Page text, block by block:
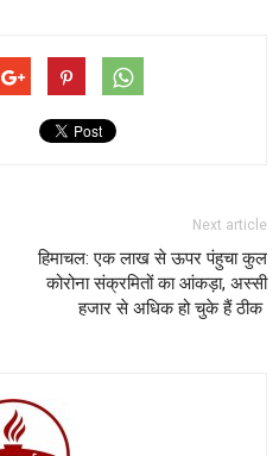
Next article
हिमाचल: एक लाख से ऊपर पंहुचा कुल
कोरोना संक्रमितों का आंकड़ा, अस्सी
हजार से अधिक हो चुके हैं ठीक